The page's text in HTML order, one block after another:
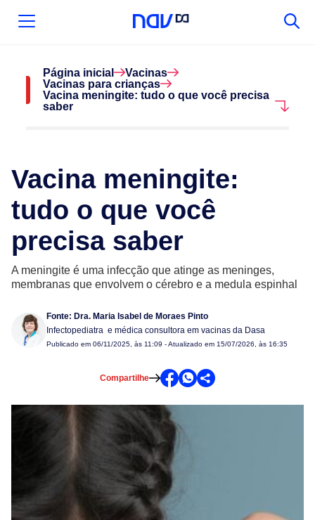
Página inicial
Vacinas
Vacinas para crianças
Vacina meningite: tudo o que você precisa
saber
Vacina meningite:
tudo o que você
precisa saber
A meningite é uma infecção que atinge as meninges,
membranas que envolvem o cérebro e a medula espinhal
Fonte: Dra. Maria Isabel de Moraes Pinto
Infectopediatra e médica consultora em vacinas da Dasa
Publicado em 06/11/2025, às 11:09 - Atualizado em 15/07/2026, às 16:35
Compartilhe